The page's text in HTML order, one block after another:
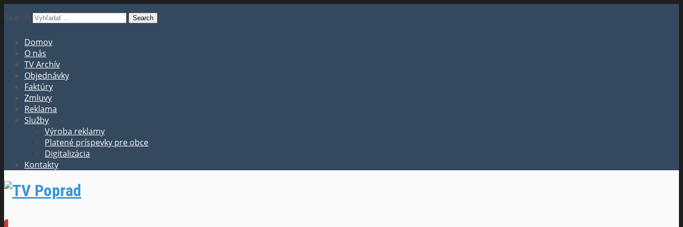
Search
Domov
O nás
TV Archív
Objednávky
Faktúry
Zmluvy
Reklama
Služby
Výroba reklamy
Platené príspevky pre obce
Digitalizácia
Kontakty